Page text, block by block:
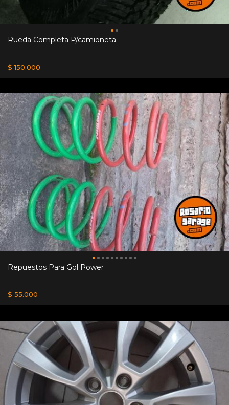
Rueda Completa P/camioneta
$ 150.000
Repuestos Para Gol Power
$ 55.000